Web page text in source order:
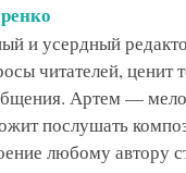
и усердный
читателей, ценит
Артем —
послушать
любому автору